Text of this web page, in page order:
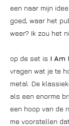
een naar mijn
goed, waar het
weer? Ik zou het
op de set is I Am
vragen wat je te
metal. De
als een enorme
een hoop van de
me voorstellen